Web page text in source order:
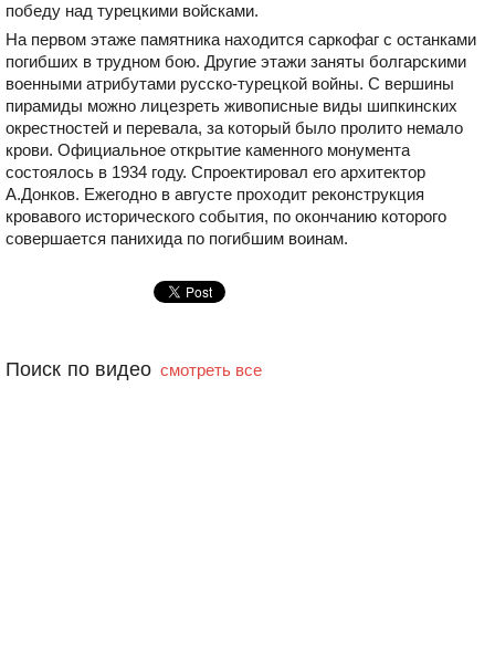
победу над турецкими войсками.
На первом этаже памятника находится саркофаг с останками
погибших в трудном бою. Другие этажи заняты болгарскими
военными атрибутами русско-турецкой войны. С вершины
пирамиды можно лицезреть живописные виды шипкинских
окрестностей и перевала, за который было пролито немало
крови. Официальное открытие каменного монумента
состоялось в 1934 году. Спроектировал его архитектор
А.Донков. Ежегодно в августе проходит реконструкция
кровавого исторического события, по окончанию которого
совершается панихида по погибшим воинам.
Поиск по видео смотреть все